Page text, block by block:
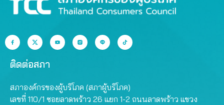
ติดต่อสภา
สภาองค์กรของผู้บริโภค (สภาผู้บริโภค)
เลขที่ 110/1 ซอยลาดพร้าว 26 แยก 1-2 ถนนลาดพร้าว แขวง